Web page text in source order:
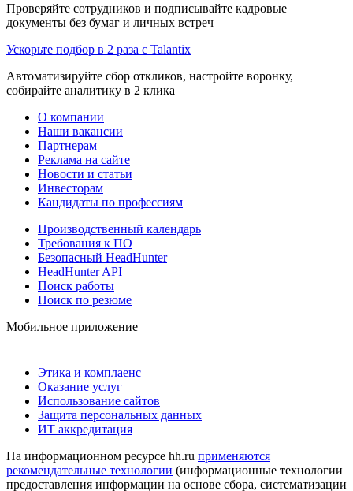
Проверяйте сотрудников и подписывайте кадровые
документы без бумаг и личных встреч
Ускорьте подбор в 2 раза с Talantix
Автоматизируйте сбор откликов, настройте воронку,
собирайте аналитику в 2 клика
О компании
Наши вакансии
Партнерам
Реклама на сайте
Новости и статьи
Инвесторам
Кандидаты по профессиям
Производственный календарь
Требования к ПО
Безопасный HeadHunter
HeadHunter API
Поиск работы
Поиск по резюме
Мобильное приложение
Этика и комплаенс
Оказание услуг
Использование сайтов
Защита персональных данных
ИТ аккредитация
На информационном ресурсе hh.ru применяются
рекомендательные технологии (информационные технологии
предоставления информации на основе сбора, систематизации